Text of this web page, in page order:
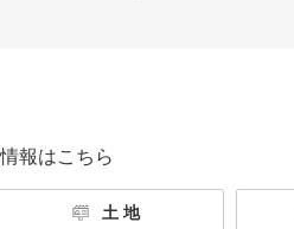
報はこちら
土 地